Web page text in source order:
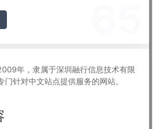
年，隶属于深圳融行信息技术有限
门针对中文站点提供服务的网站。